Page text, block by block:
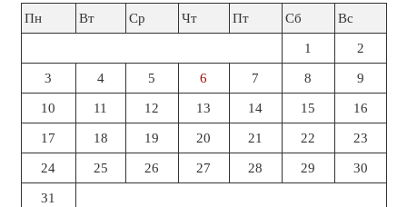
Пн
Вт Ср Чт Пт Сб Вс
1 2
3 4 5 6 7 8 9
10 11 12 13 14 15 16
17 18 19 20 21 22 23
24 25 26 27 28 29 30
31